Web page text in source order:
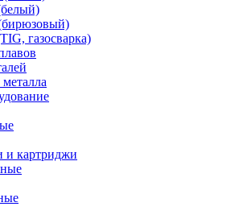
газосварка)
и картриджи